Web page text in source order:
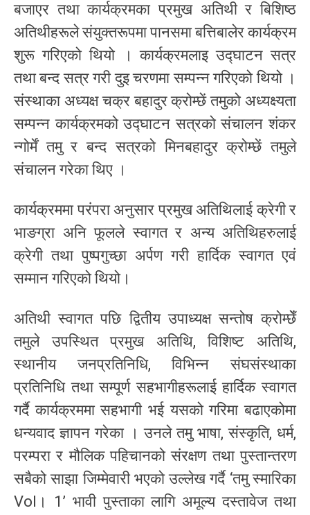
बजाएर तथा कार्यक्रमका प्रमुख अतिथी र बिशिष्ठ
अतिथीहरूले संयुक्तरूपमा पानसमा बत्तिबालेर कार्यक्रम
शुरू गरिएको थियो । कार्यक्रमलाइ उद्घाटन सत्र
तथा बन्द सत्र गरी दुइ चरणमा सम्पन्न गरिएको थियो ।
संस्थाका अध्यक्ष चक्र बहादुर क्रोम्छें तमुको अध्यक्ष्यता
सम्पन्न कार्यक्रमको उद्घाटन सत्रको संचालन शंकर
न्गोर्में तमु र बन्द सत्रको मिनबहादुर क्रोम्छें तमुले
संचालन गरेका थिए ।
कार्यक्रममा परंपरा अनुसार प्रमुख अतिथिलाई क्रेगी र
भाङग्रा अनि फूलले स्वागत र अन्य अतिथिहरुलाई
क्रेगी तथा पुष्पगुच्छा अर्पण गरी हार्दिक स्वागत एवं
सम्मान गरिएको थियो।
अतिथी स्वागत पछि द्वितीय उपाध्यक्ष सन्तोष क्रोम्छेँ
तमुले उपस्थित प्रमुख अतिथि, विशिष्ट अतिथि,
स्थानीय जनप्रतिनिधि, विभिन्न संघसंस्थाका
प्रतिनिधि तथा सम्पूर्ण सहभागीहरूलाई हार्दिक स्वागत
गर्दै कार्यक्रममा सहभागी भई यसको गरिमा बढाएकोमा
धन्यवाद ज्ञापन गरेका । उनले तमु भाषा, संस्कृति, धर्म,
परम्परा र मौलिक पहिचानको संरक्षण तथा पुस्तान्तरण
सबैको साझा जिम्मेवारी भएको उल्लेख गर्दै ‘तमु स्मारिका
Vol। 1’ भावी पुस्ताका लागि अमूल्य दस्तावेज तथा